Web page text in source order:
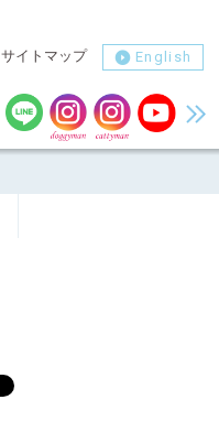
サイトマップ English